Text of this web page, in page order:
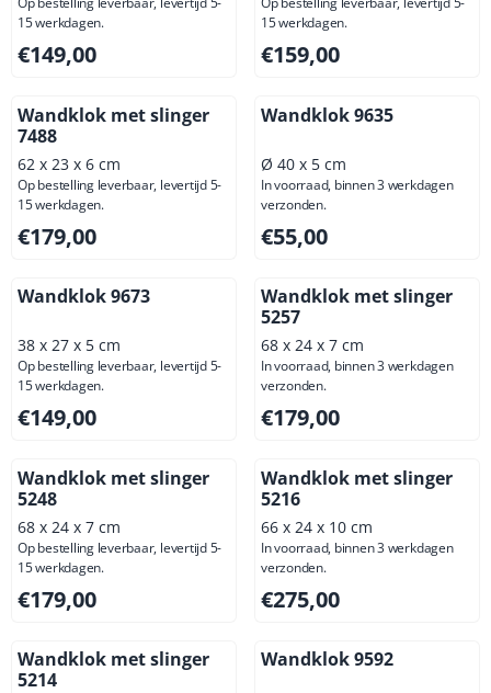
15 werkdagen.
Prijs: 149,00, exclusief btw: 123,14
€149,00
15 werkdagen.
Prijs: 159,00, exclusief btw:
€159,00
Wandklok met slinger
7488
62 x 23 x 6 cm
Op bestelling leverbaar, levertijd 5-
15 werkdagen.
Prijs: 179,00, exclusief btw: 147,93
€179,00
Wandklok 9635
Ø 40 x 5 cm
In voorraad, binnen 3 werkdagen
verzonden.
Prijs: 55,00, exclusief btw:
€55,00
Wandklok 9673
38 x 27 x 5 cm
Op bestelling leverbaar, levertijd 5-
15 werkdagen.
Prijs: 149,00, exclusief btw: 123,14
€149,00
Wandklok met slinger
5257
68 x 24 x 7 cm
In voorraad, binnen 3 werkdagen
verzonden.
Prijs: 179,00, exclusief btw:
€179,00
Wandklok met slinger
5248
68 x 24 x 7 cm
Op bestelling leverbaar, levertijd 5-
15 werkdagen.
Prijs: 179,00, exclusief btw: 147,93
€179,00
Wandklok met slinger
5216
66 x 24 x 10 cm
In voorraad, binnen 3 werkdagen
verzonden.
Prijs: 275,00, exclusief btw:
€275,00
Wandklok met slinger
5214
Wandklok 9592